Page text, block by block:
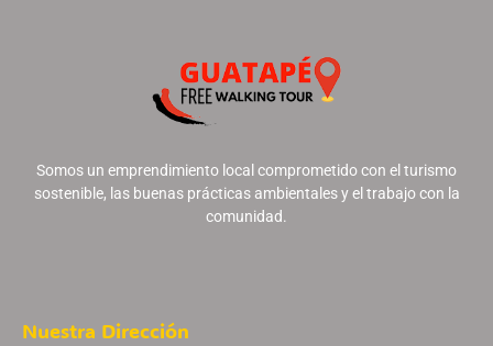
Somos un emprendimiento local comprometido con el turismo
sostenible, las buenas prácticas ambientales y el trabajo con la
comunidad.
Nuestra Dirección